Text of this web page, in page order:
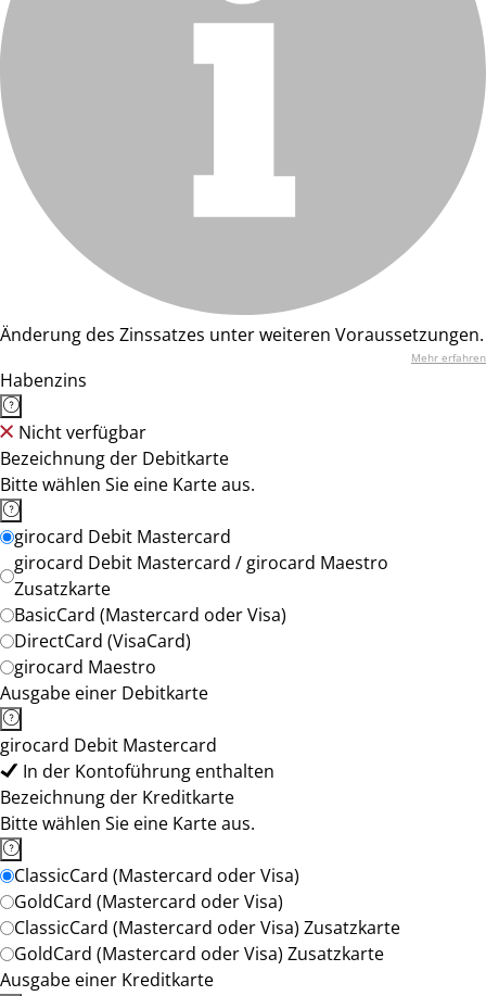
Änderung des Zinssatzes unter weiteren Voraussetzungen.
Mehr erfahren
Habenzins
Nicht verfügbar
Bezeichnung der Debitkarte
Bitte wählen Sie eine Karte aus.
girocard Debit Mastercard
girocard Debit Mastercard / girocard Maestro
Zusatzkarte
BasicCard (Mastercard oder Visa)
DirectCard (VisaCard)
girocard Maestro
Ausgabe einer Debitkarte
girocard Debit Mastercard
In der Kontoführung enthalten
Bezeichnung der Kreditkarte
Bitte wählen Sie eine Karte aus.
ClassicCard (Mastercard oder Visa)
GoldCard (Mastercard oder Visa)
ClassicCard (Mastercard oder Visa) Zusatzkarte
GoldCard (Mastercard oder Visa) Zusatzkarte
Ausgabe einer Kreditkarte